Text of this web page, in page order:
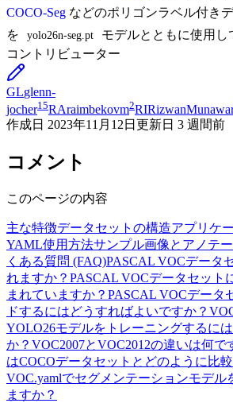
COCO-Seg などのポリゴンラベル付き
を
yolo26n-seg.pt
モデルとともに使用し
コントリビューター
GLglenn-
jocher15RAraimbekovm2RI
作成日 2023年11月12日 更新日 3 週間前
コメント
このページの内容
主な特徴データセットの構造アプリケ
YAML使用方法サンプル画像とアノテ
くある質問 (FAQ)PASCAL VOCデータ
れますか？ PASCAL VOCデータセット
まれていますか？ PASCAL VOCデータ
ドするにはどうすればよいですか？
YOLO26モデルをトレーニングするに
か？ VOC2007とVOC2012の違いは何で
はCOCOデータセットとどのように比
VOC.yamlでセグメンテーションモデル
ますか？